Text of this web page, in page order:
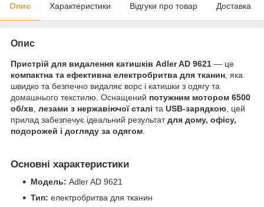
Опис Характеристики Відгуки про товар Доставка
Опис
Пристрій для видалення катишків Adler AD 9621 — це
компактна та ефективна електробритва для тканин , яка
швидко та безпечно видаляє ворс і катишки з одягу та
домашнього текстилю. Оснащений потужним мотором 6500
об/хв лезами з нержавіючої сталі та USB-зарядкою , цей
прилад забезпечує ідеальний результатдля дому, офісу,
подорожей і догляду за одягом
Основні характеристики
Модель: Adler AD 9621
Тип: електробритва для тканин